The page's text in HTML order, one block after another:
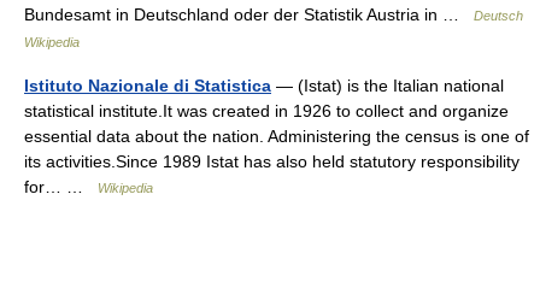
Bundesamt in Deutschland oder der Statistik Austria in …
Deutsch
Wikipedia
Istituto Nazionale di Statistica — (Istat) is the Italian national
statistical institute.It was created in 1926 to collect and organize
essential data about the nation. Administering the census is one of
its activities.Since 1989 Istat has also held statutory responsibility
for… …
Wikipedia